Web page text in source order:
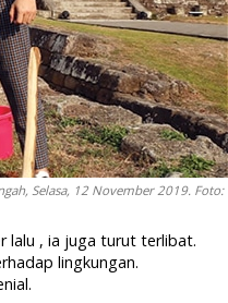
Selasa, 12 November 2019. Foto:
lalu , ia juga turut terlibat.
lingkungan.